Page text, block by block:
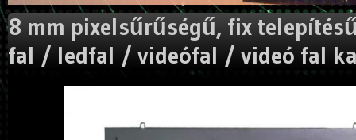
8 mm pixelsűrűségű, fix
fal / ledfal / videófal / videó fal